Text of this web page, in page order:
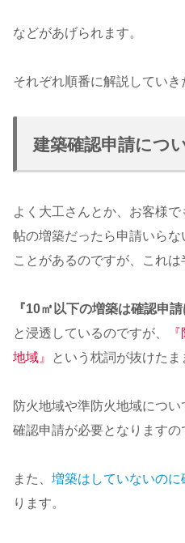
などがあげられます。
それぞれ順番に解説していき
建築確認申請につ
よく大工さんとか、お客様
帖の増築だったら申請いら
ことがあるのですが、これは
『10㎡以下の増築は確認申請
と浸透しているのですが、
地域』
という枕詞が抜けたま
防火地域や準防火地域につ
確認申請が必要となりますの
また、 増築はしていないの
ります。